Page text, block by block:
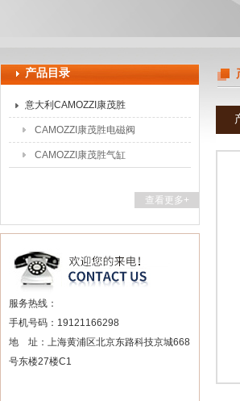
产品目录
意大利CAMOZZI康茂胜
CAMOZZI康茂胜电磁阀
CAMOZZI康茂胜气缸
查看更多+
服务热线：
手机号码：19121166298
地 址：上海黄浦区北京东路科技京城668
号东楼27楼C1